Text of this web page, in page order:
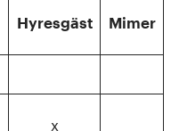
Hyresgäst Mimer
x